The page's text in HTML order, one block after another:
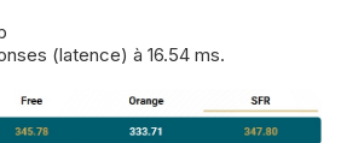
(latence) à 16.54 ms.